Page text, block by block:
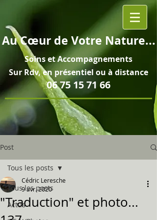
AuCœurde Votre Nature...
Soins etAccompagnements
Sur Rdv, en présentiel ou à distance
06 75 15 71 66
Post
Tous les posts
Actus
Tous les posts
"Traduction" et photo...
Cédric Leresche
9 avr. 2020